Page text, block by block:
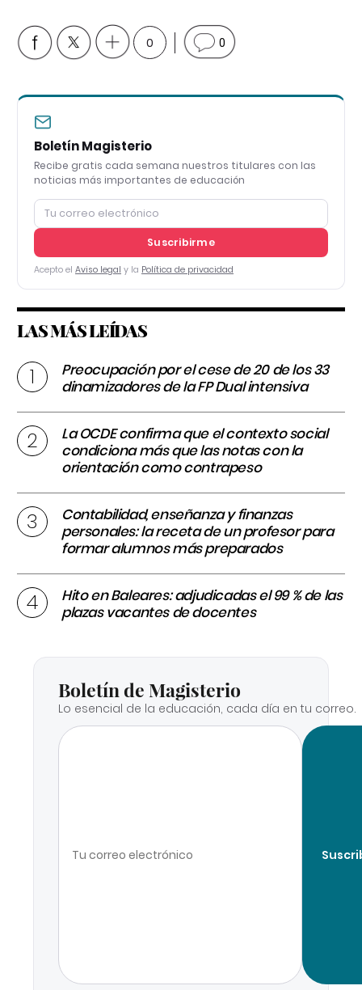
0 0
Boletín Magisterio
Recibe gratis cada semana nuestros titulares con las
noticias más importantes de educación
Suscribirme
Acepto el Aviso legal y la Política de privacidad
LAS MÁS LEÍDAS
Preocupación por el cese de 20 de los 33
dinamizadores de la FP Dual intensiva
La OCDE confirma que el contexto social
condiciona más que las notas con la
orientación como contrapeso
Contabilidad, enseñanza y finanzas
personales: la receta de un profesor para
formar alumnos más preparados
Hito en Baleares: adjudicadas el 99 % de las
plazas vacantes de docentes
Boletín de Magisterio
Lo esencial de la educación, cada día en tu correo.